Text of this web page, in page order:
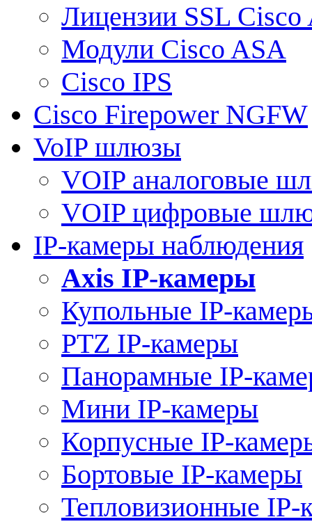
Лицензии SSL Cisco
Модули Cisco ASA
Cisco IPS
Cisco Firepower NGFW
VoIP шлюзы
VOIP аналоговые
VOIP цифровые
IP-камеры наблюдения
Axis IP-камеры
Купольные IP-
PTZ IP-камеры
Панорамные IP-
Мини IP-камеры
Корпусные IP-
Бортовые IP-камеры
Тепловизионные IP-